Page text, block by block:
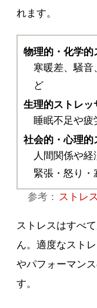
れます。
物理的・化学的
寒暖差、騒音
ど
生理的ストレッ
睡眠不足や
社会的・心理的
人間関係や経
緊張・怒り・
参考： ストレ
ストレスはすべ
ん。適度なスト
やパフォーマン
す。